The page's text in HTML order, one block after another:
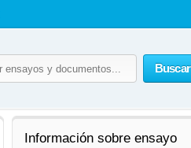
Buscar
Información sobre ensayo